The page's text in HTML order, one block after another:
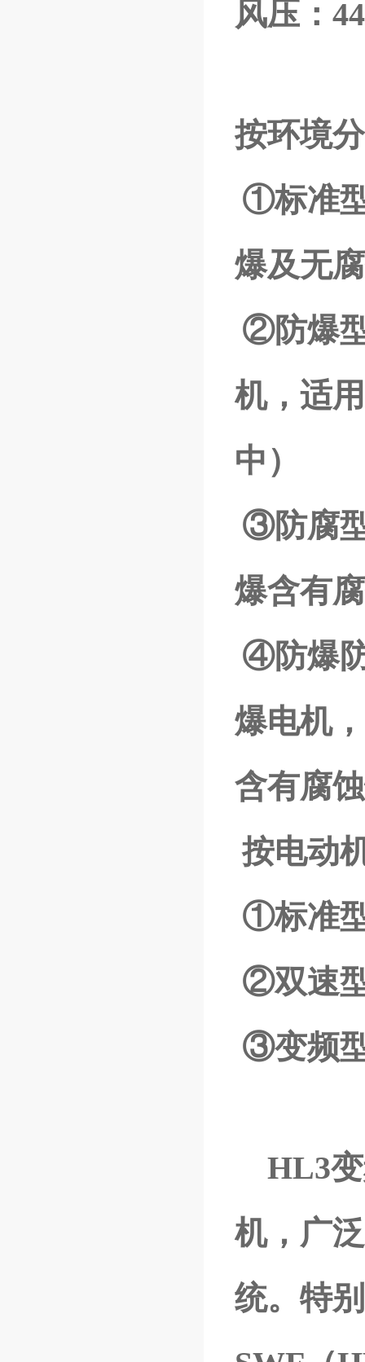
风压：
按环境
①标准
爆及无
②防爆
机，适
中）
③防腐
爆含有
④防爆
爆电机
含有腐
按电动
①标准
②双速
③变频
HL3
机， 广
统。特